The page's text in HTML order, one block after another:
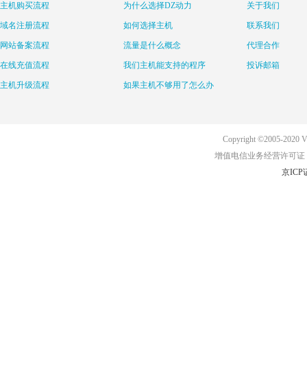
主机购买流程
域名注册流程
网站备案流程
在线充值流程
主机升级流程
为什么选择DZ动力
如何选择主机
流量是什么概念
我们主机能支持的程序
如果主机不够用了怎么办
关于我们
联系我们
代理合作
投诉邮箱
Copyright ©2005-2020
增值电信业务经营许可证
京ICP